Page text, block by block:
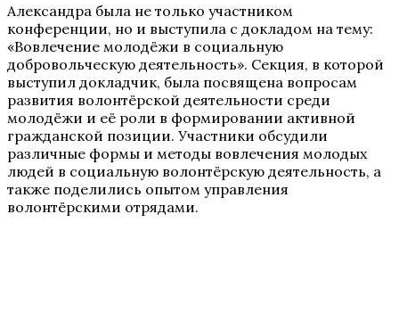
Александра была не только участником
конференции, но и выступила с докладом на тему:
«Вовлечение молодёжи в социальную
добровольческую деятельность». Секция, в которой
выступил докладчик, была посвящена вопросам
развития волонтёрской деятельности среди
молодёжи и её роли в формировании активной
гражданской позиции. Участники обсудили
различные формы и методы вовлечения молодых
людей в социальную волонтёрскую деятельность, а
также поделились опытом управления
волонтёрскими отрядами.